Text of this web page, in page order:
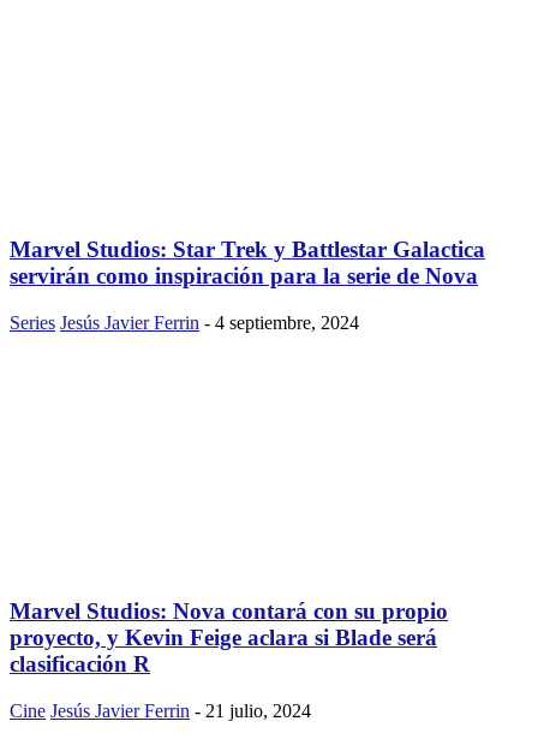
Marvel Studios: Star Trek y Battlestar Galactica
servirán como inspiración para la serie de Nova
Series Jesús Javier Ferrin - 4 septiembre, 2024
Marvel Studios: Nova contará con su propio
proyecto, y Kevin Feige aclara si Blade será
clasificación R
Cine Jesús Javier Ferrin - 21 julio, 2024